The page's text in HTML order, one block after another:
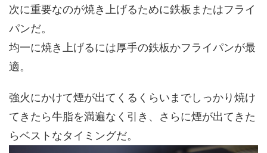
次に重要なのが焼き上げるために鉄板またはフライ
パンだ。
均一に焼き上げるには厚手の鉄板かフライパンが最
適。
強火にかけて煙が出てくるくらいまでしっかり焼け
てきたら牛脂を満遍なく引き、さらに煙が出てきた
らベストなタイミングだ。